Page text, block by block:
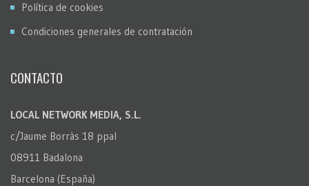
Política de cookies
Condiciones generales de contratación
CONTACTO
LOCAL NETWORK MEDIA, S.L.
c/Jaume Borràs 18 ppal
08911 Badalona
Barcelona (España)